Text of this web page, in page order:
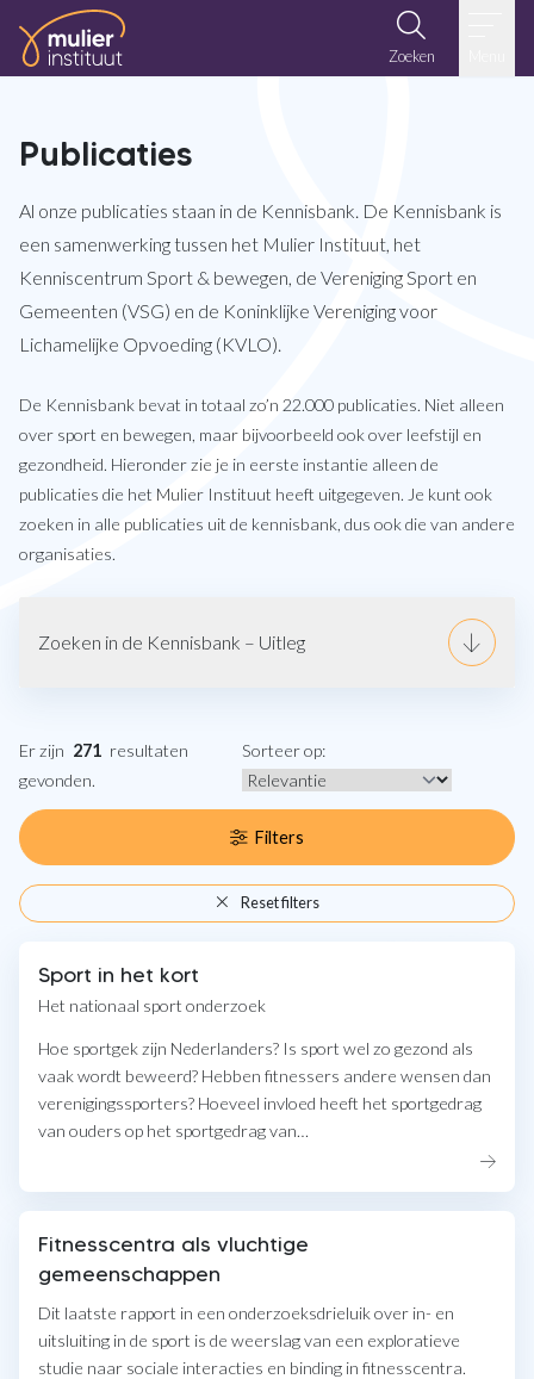
Ga naar de inhoud
Zoeken
Publicaties
Al onze publicaties staan in de Kennisbank. De Kennisbank is
een samenwerking tussen het Mulier Instituut, het
Kenniscentrum Sport & bewegen, de Vereniging Sport en
Gemeenten (VSG) en de Koninklijke Vereniging voor
Lichamelijke Opvoeding (KVLO).
De Kennisbank bevat in totaal zo’n 22.000 publicaties. Niet alleen
over sport en bewegen, maar bijvoorbeeld ook over leefstijl en
gezondheid. Hieronder zie je in eerste instantie alleen de
publicaties die het Mulier Instituut heeft uitgegeven. Je kunt ook
zoeken in alle publicaties uit de kennisbank, dus ook die van andere
organisaties.
Zoeken in de Kennisbank – Uitleg
Er zijn 271 resultaten
gevonden.
Sorteer op:
Filters
Reset filters
Sport in het kort
Het nationaal sport onderzoek
Hoe sportgek zijn Nederlanders? Is sport wel zo gezond als
vaak wordt beweerd? Hebben fitnessers andere wensen dan
verenigingssporters? Hoeveel invloed heeft het sportgedrag
van ouders op het sportgedrag van…
Fitnesscentra als vluchtige
gemeenschappen
Dit laatste rapport in een onderzoeksdrieluik over in- en
uitsluiting in de sport is de weerslag van een exploratieve
studie naar sociale interacties en binding in fitnesscentra.